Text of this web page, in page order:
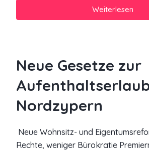
Weiterlesen
Neue Gesetze zur
Nordzypern
Neue Wohnsitz- und
Rechte, weniger Bürokratie